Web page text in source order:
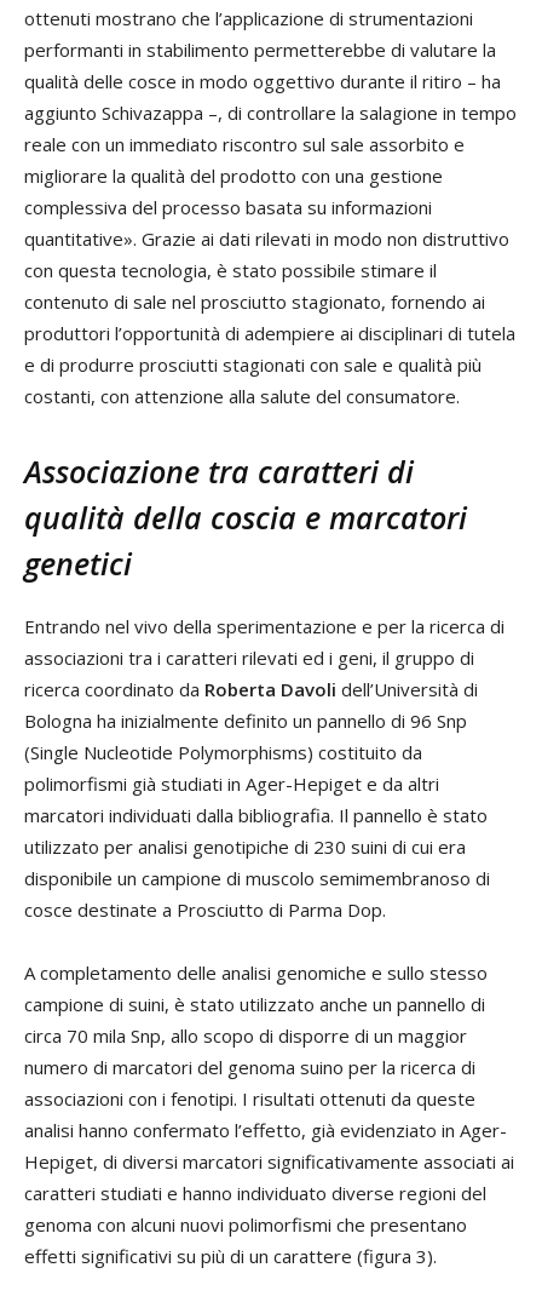
ottenuti mostrano che l’applicazione di strumentazioni
performanti in stabilimento permetterebbe di valutare la
qualità delle cosce in modo oggettivo durante il ritiro – ha
aggiunto Schivazappa –, di controllare la salagione in tempo
reale con un immediato riscontro sul sale assorbito e
migliorare la qualità del prodotto con una gestione
complessiva del processo basata su informazioni
quantitative». Grazie ai dati rilevati in modo non distruttivo
con questa tecnologia, è stato possibile stimare il
contenuto di sale nel prosciutto stagionato, fornendo ai
produttori l’opportunità di adempiere ai disciplinari di tutela
e di produrre prosciutti stagionati con sale e qualità più
costanti, con attenzione alla salute del consumatore.
Associazione tra caratteri di
qualità della coscia e marcatori
genetici
Entrando nel vivo della sperimentazione e per la ricerca di
associazioni tra i caratteri rilevati ed i geni, il gruppo di
ricerca coordinato da Roberta Davoli dell’Università di
Bologna ha inizialmente definito un pannello di 96 Snp
(Single Nucleotide Polymorphisms) costituito da
polimorfismi già studiati in Ager-Hepiget e da altri
marcatori individuati dalla bibliografia. Il pannello è stato
utilizzato per analisi genotipiche di 230 suini di cui era
disponibile un campione di muscolo semimembranoso di
cosce destinate a Prosciutto di Parma Dop.
A completamento delle analisi genomiche e sullo stesso
campione di suini, è stato utilizzato anche un pannello di
circa 70 mila Snp, allo scopo di disporre di un maggior
numero di marcatori del genoma suino per la ricerca di
associazioni con i fenotipi. I risultati ottenuti da queste
analisi hanno confermato l’effetto, già evidenziato in Ager-
Hepiget, di diversi marcatori significativamente associati ai
caratteri studiati e hanno individuato diverse regioni del
genoma con alcuni nuovi polimorfismi che presentano
effetti significativi su più di un carattere (figura 3).